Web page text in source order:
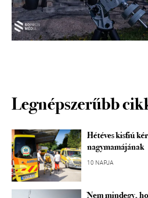
Legnépszerűbb
Hétéves kisfiú
nagymamájának
10 NAPJA
Nem mindegy,